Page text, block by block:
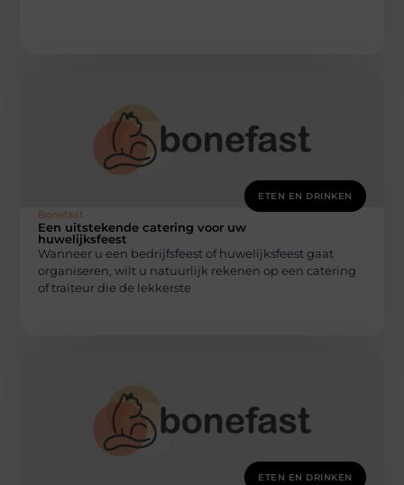
ETEN EN DRINKEN
Bonefast
Een uitstekende catering voor uw
huwelijksfeest
Wanneer u een bedrijfsfeest of huwelijksfeest gaat
organiseren, wilt u natuurlijk rekenen op een catering
of traiteur die de lekkerste
ETEN EN DRINKEN